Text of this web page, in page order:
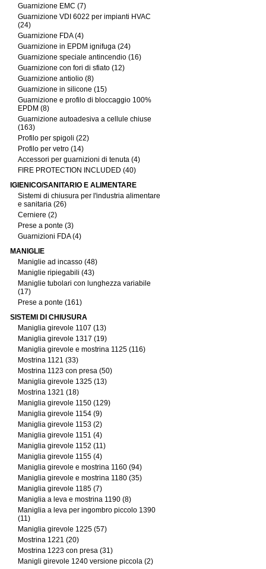
Guarnizione EMC (7)
Guarnizione VDI 6022 per impianti HVAC
(24)
Guarnizione FDA (4)
Guarnizione in EPDM ignifuga (24)
Guarnizione speciale antincendio (16)
Guarnizione con fori di sfiato (12)
Guarnizione antiolio (8)
Guarnizione in silicone (15)
Guarnizione e profilo di bloccaggio 100%
EPDM (8)
Guarnizione autoadesiva a cellule chiuse
(163)
Profilo per spigoli (22)
Profilo per vetro (14)
Accessori per guarnizioni di tenuta (4)
FIRE PROTECTION INCLUDED (40)
IGIENICO/SANITARIO E ALIMENTARE
Sistemi di chiusura per l'industria alimentare
e sanitaria (26)
Cerniere (2)
Prese a ponte (3)
Guarnizioni FDA (4)
MANIGLIE
Maniglie ad incasso (48)
Maniglie ripiegabili (43)
Maniglie tubolari con lunghezza variabile
(17)
Prese a ponte (161)
SISTEMI DI CHIUSURA
Maniglia girevole 1107 (13)
Maniglia girevole 1317 (19)
Maniglia girevole e mostrina 1125 (116)
Mostrina 1121 (33)
Mostrina 1123 con presa (50)
Maniglia girevole 1325 (13)
Mostrina 1321 (18)
Maniglia girevole 1150 (129)
Maniglia girevole 1154 (9)
Maniglia girevole 1153 (2)
Maniglia girevole 1151 (4)
Maniglia girevole 1152 (11)
Maniglia girevole 1155 (4)
Maniglia girevole e mostrina 1160 (94)
Maniglia girevole e mostrina 1180 (35)
Maniglia girevole 1185 (7)
Maniglia a leva e mostrina 1190 (8)
Maniglia a leva per ingombro piccolo 1390
(11)
Maniglia girevole 1225 (57)
Mostrina 1221 (20)
Mostrina 1223 con presa (31)
Manigli girevole 1240 versione piccola (2)